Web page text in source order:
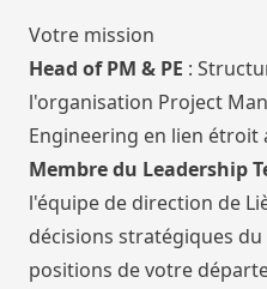
Votre mission
Head of PM & PE :
l'organisation Project
Engineering en lien étroit
Membre du Leadership
l'équipe de direction de
décisions stratégiques
positions de votre